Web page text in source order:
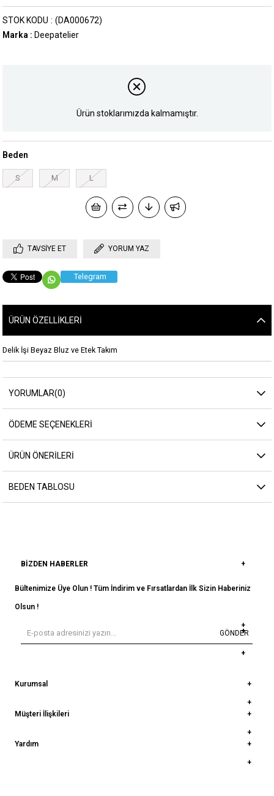
(DA000672)
STOK KODU
Marka : Deepatelier
Ürün stoklarımızda kalmamıştır.
Beden
S M L
TAVSIYE ET YORUM YAZ
Telegram
ÜRÜN ÖZELLIKLERI
Delik İşi Beyaz Bluz ve Etek Takım
YORUMLAR(0)
ÖDEME SEÇENEKLERI
ÜRÜN ÖNERILERI
BEDEN TABLOSU
BIZDEN HABERLER
Bültenimize Üye Olun ! Tüm İndirim ve Fırsatlardan İlk Sizin Haberiniz
Olsun !
GÖNDER
Kurumsal
Müşteri İlişkileri
Yardım